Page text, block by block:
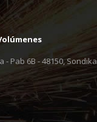
Pab 6B - 48150, Sondika